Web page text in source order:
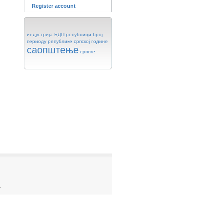
Register account
индустрија БДП републици број
периоду републике српској године
саопштење српске